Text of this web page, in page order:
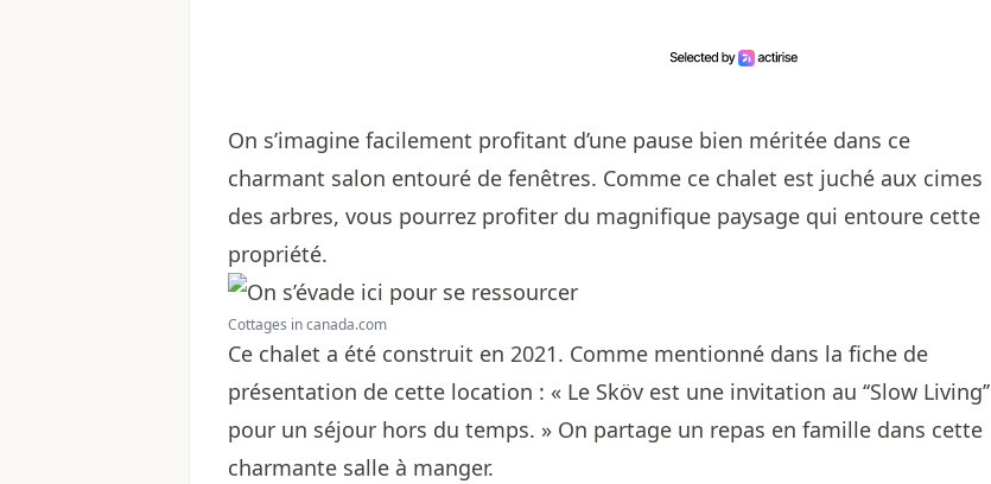
On s’imagine facilement profitant d’une pause bien méritée dans ce
charmant salon entouré de fenêtres. Comme ce chalet est juché aux cimes
des arbres, vous pourrez profiter du magnifique paysage qui entoure cette
propriété.
Cottages in canada.com
Ce chalet a été construit en 2021. Comme mentionné dans la fiche de
présentation de cette location : « Le Sköv est une invitation au ‘‘Slow Living’’
pour un séjour hors du temps. » On partage un repas en famille dans cette
charmante salle à manger.